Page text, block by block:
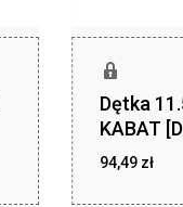
Dętka
KABAT
94,49 zł